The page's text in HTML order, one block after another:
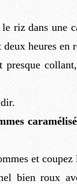
riz dans une
heures en
presque
et
bien roux